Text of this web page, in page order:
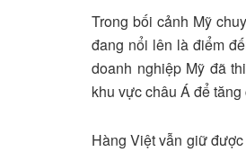
Trong bối cảnh Mỹ
đang nổi lên là điểm
doanh nghiệp Mỹ đã
khu vực châu Á để
Hàng Việt vẫn giữ